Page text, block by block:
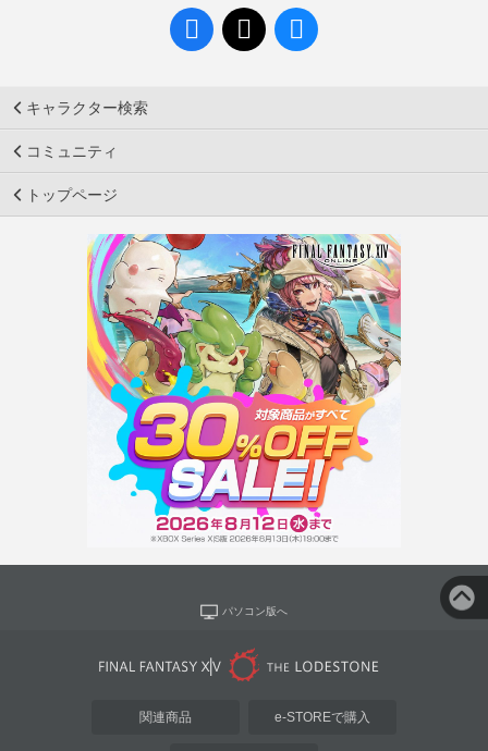
キャラクター検索
コミュニティ
トップページ
パソコン版へ
関連商品 e-STOREで購入